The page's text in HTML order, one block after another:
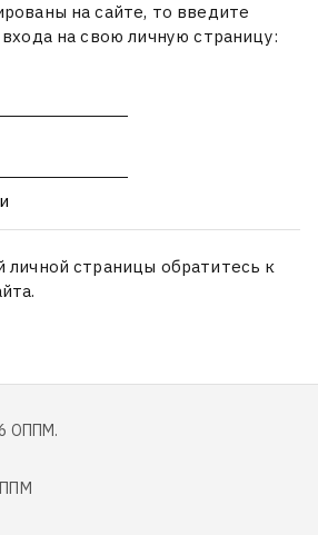
на сайте, то введите
на свою личную страницу:
личной страницы обратитесь к
ОППМ.